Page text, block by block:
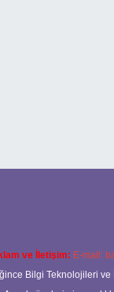
ve İletişim: E-mail:
Bilgi Teknolojileri